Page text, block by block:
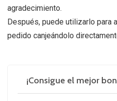
agradecimiento.
Después, puede utilizarlo para
pedido canjeándolo
¡Consigue el mejor